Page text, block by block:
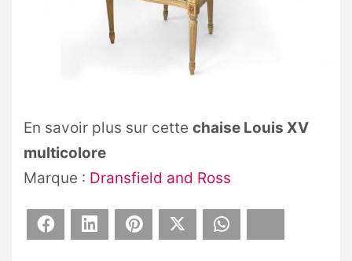
En savoir plus sur cette chaise Louis XV
multicolore
Marque : Dransfield and Ross
Facebook LinkedIn Pinterest